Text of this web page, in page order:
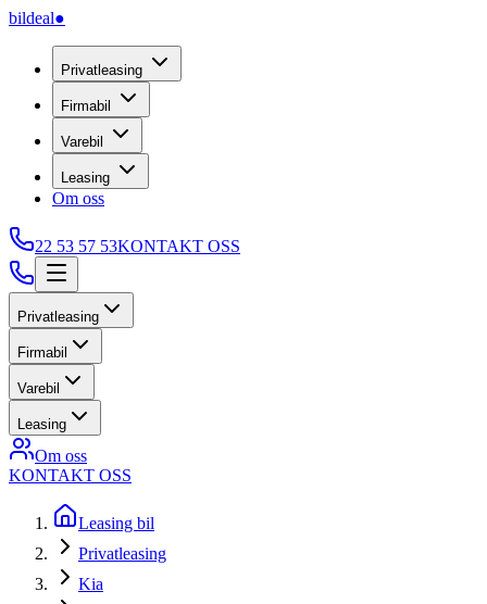
bildeal●
Privatleasing
Firmabil
Varebil
Leasing
Om oss
22 53 57 53KONTAKT OSS
Privatleasing
Firmabil
Varebil
Leasing
Om oss
KONTAKT OSS
Leasing bil
Privatleasing
Kia